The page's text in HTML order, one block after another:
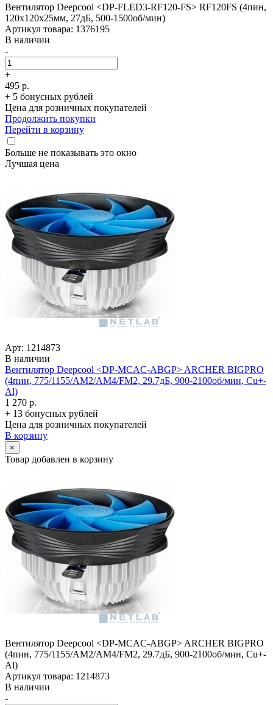
Вентилятор Deepcool <DP-FLED3-RF120-FS> RF120FS (4пин,
120x120x25мм, 27дБ, 500-1500об/­мин)
Артикул товара: 1376195
В наличии
-
+
495 р.
+ 5 бонусных рублей
Цена для розничных покупателей
Продолжить покупки
Перейти в корзину
Больше не показывать это окно
Лучшая цена
Арт: 1214873
В наличии
Вентилятор Deepcool <DP-MCAC-ABGP> ARCHER BIGPRO
(4пин, 775/­1155/­AM2/­AM4/­FM2, 29.7дБ, 900-2100об/­мин, Cu+­
Al)
1 270 р.
+ 13 бонусных рублей
Цена для розничных покупателей
В корзину
×
Товар добавлен в корзину
Вентилятор Deepcool <DP-MCAC-ABGP> ARCHER BIGPRO
(4пин, 775/­1155/­AM2/­AM4/­FM2, 29.7дБ, 900-2100об/­мин, Cu+­
Al)
Артикул товара: 1214873
В наличии
-